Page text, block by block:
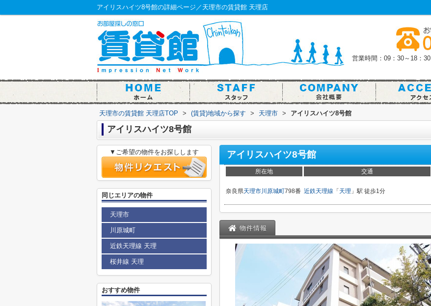
アイリスハイツ8号館の詳細ページ／天理市の賃貸館 天理店
営業時間：09：30～18：30
天理市の賃貸館 天理店TOP > (賃貸)地域から探す > 天理市 > アイリスハイツ8号館
アイリスハイツ8号館
アイリスハイツ8号館
所在地 交通
奈良県天理市川原城町798番 近鉄天理線 「 天理 」駅 徒歩1分
物件情報
▼ご希望の物件をお探しします
同じエリアの物件
天理市
川原城町
近鉄天理線 天理
桜井線 天理
おすすめ物件